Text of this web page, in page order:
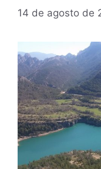
14 de agosto de